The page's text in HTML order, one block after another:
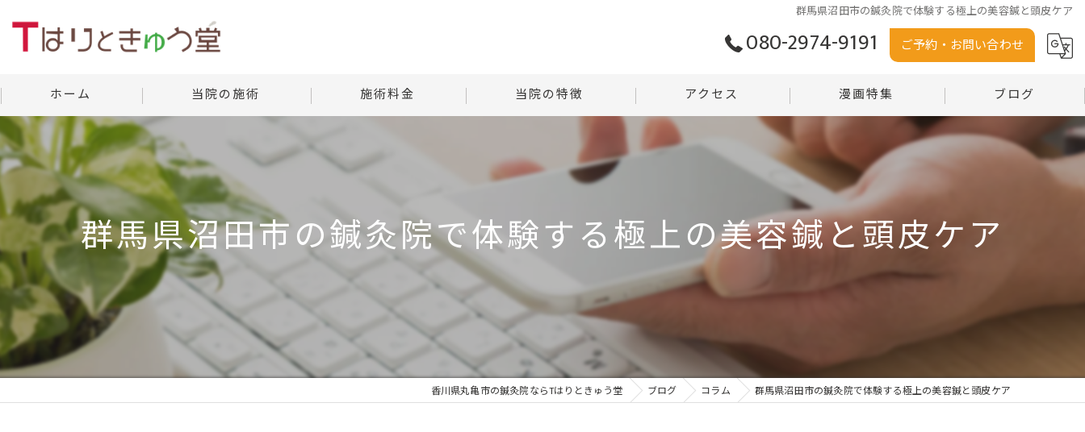
群馬県沼田市の鍼灸院で体験する極上の美容鍼と頭皮ケア
080-2974-9191 ご予約・お問い合わせ
ホーム 当院の施術
美容鍼灸
施術料金
当院の様子
当院の特徴
肩こり
首
アクセス
Tはりときゅう堂
Tはりときゅう堂 沼田店
漫画特集 ブログ
コラム
群馬県沼田市の鍼灸院で体験する極上の美容鍼と頭皮ケア
香川県丸亀市の鍼灸院ならTはりときゅう堂 ブログ コラム 群馬県沼田市の鍼灸院で体験する極上の美容鍼と頭皮ケア